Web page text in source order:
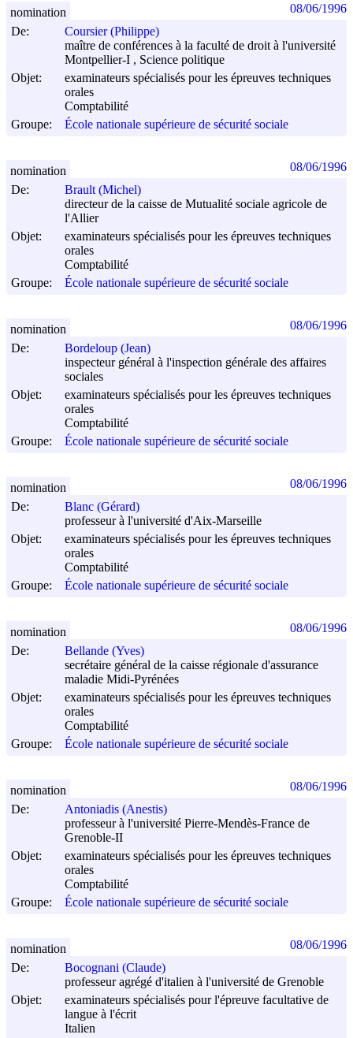
De:
Coursier (Philippe)
maître de conférences à la faculté de droit à l'université
Montpellier-I , Science politique
Objet:
examinateurs spécialisés pour les épreuves techniques
orales
Comptabilité
Groupe:
École nationale supérieure de sécurité sociale
nomination 08/06/1996
De:
Brault (Michel)
directeur de la caisse de Mutualité sociale agricole de
l'Allier
Objet:
examinateurs spécialisés pour les épreuves techniques
orales
Comptabilité
Groupe:
École nationale supérieure de sécurité sociale
nomination 08/06/1996
De:
Bordeloup (Jean)
inspecteur général à l'inspection générale des affaires
sociales
Objet:
examinateurs spécialisés pour les épreuves techniques
orales
Comptabilité
Groupe:
École nationale supérieure de sécurité sociale
nomination 08/06/1996
De:
Blanc (Gérard)
professeur à l'université d'Aix-Marseille
Objet:
examinateurs spécialisés pour les épreuves techniques
orales
Comptabilité
Groupe:
École nationale supérieure de sécurité sociale
nomination 08/06/1996
De:
Bellande (Yves)
secrétaire général de la caisse régionale d'assurance
maladie Midi-Pyrénées
Objet:
examinateurs spécialisés pour les épreuves techniques
orales
Comptabilité
Groupe:
École nationale supérieure de sécurité sociale
nomination 08/06/1996
De:
Antoniadis (Anestis)
professeur à l'université Pierre-Mendès-France de
Grenoble-II
Objet:
examinateurs spécialisés pour les épreuves techniques
orales
Comptabilité
Groupe:
École nationale supérieure de sécurité sociale
nomination 08/06/1996
De:
Bocognani (Claude)
professeur agrégé d'italien à l'université de Grenoble
Objet:
examinateurs spécialisés pour l'épreuve facultative de
langue à l'écrit
Italien
nomination 08/06/1996